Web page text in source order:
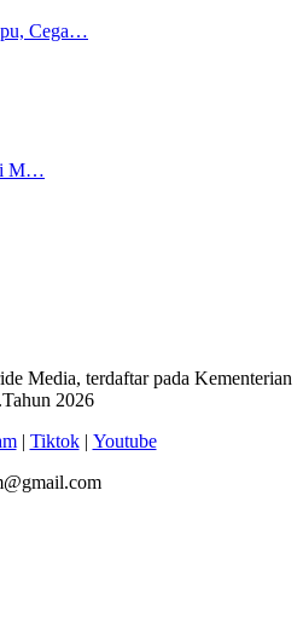
Cega…
M…
Media, terdaftar pada
2026
| Tiktok| Youtube